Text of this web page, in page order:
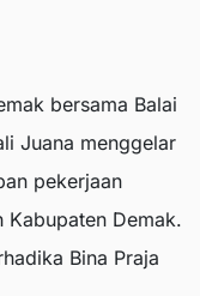
bersama Balai
Juana menggelar
pekerjaan
Kabupaten Demak.
Bina Praja